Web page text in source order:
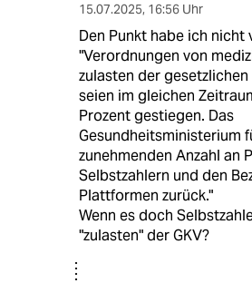
15.07.2025, 16:56 Uhr
Den Punkt habe ich nicht
"Verordnungen von
zulasten der
seien im gleichen
Prozent gestiegen. Das
Gesundheitsministerium
zunehmenden Anzahl an
Selbstzahlern und den
Plattformen zurück."
Wenn es doch
"zulasten" der GKV?